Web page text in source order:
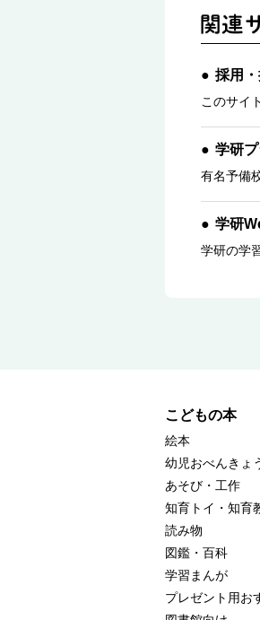
採用
このサイ
学研
有名予備
学研
学研の学
こどもの本
絵本
幼児おべんきょ
あそび・工作
知育トイ・知育
読み物
図鑑・百科
学習まんが
プレゼント用お